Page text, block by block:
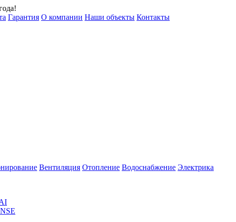
Гарантия О компании Наши объекты Контакты
Вентиляция Отопление Водоснабжение Электрика